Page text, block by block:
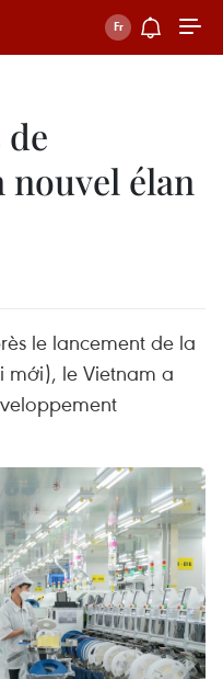
nouvel élan
le lancement de la
mới), le Vietnam a